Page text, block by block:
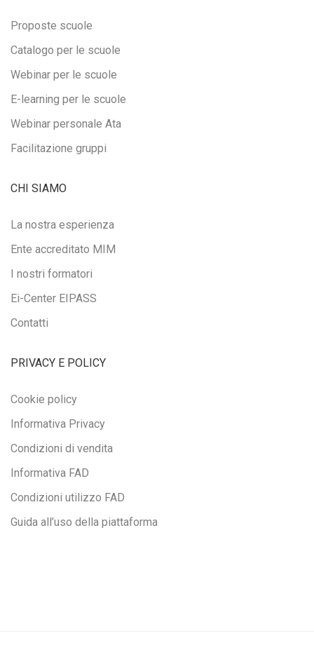
Proposte scuole
Catalogo per le scuole
Webinar per le scuole
E-learning per le scuole
Webinar personale Ata
Facilitazione gruppi
CHI SIAMO
La nostra esperienza
Ente accreditato MIM
I nostri formatori
Ei-Center EIPASS
Contatti
PRIVACY E POLICY
Cookie policy
Informativa Privacy
Condizioni di vendita
Informativa FAD
Condizioni utilizzo FAD
Guida all’uso della piattaforma